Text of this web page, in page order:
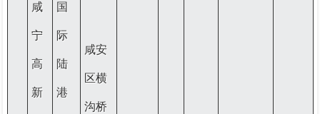
咸
宁
高
新
国
际
陆
港
咸安
区横
沟桥